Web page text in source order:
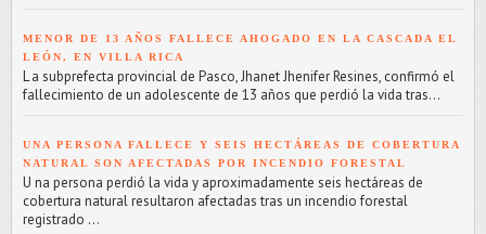
MENOR DE 13 AÑOS FALLECE AHOGADO EN LA CASCADA EL
LEÓN, EN VILLA RICA
L a subprefecta provincial de Pasco, Jhanet Jhenifer Resines, confirmó el
fallecimiento de un adolescente de 13 años que perdió la vida tras...
UNA PERSONA FALLECE Y SEIS HECTÁREAS DE COBERTURA
NATURAL SON AFECTADAS POR INCENDIO FORESTAL
U na persona perdió la vida y aproximadamente seis hectáreas de
cobertura natural resultaron afectadas tras un incendio forestal
registrado ...